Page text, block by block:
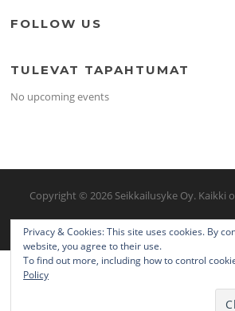
FOLLOW US
TULEVAT TAPAHTUMAT
No upcoming events
Copyright © 2026 Seikkailusyke Oy. Kaikki
Screenr parallax theme /
Privacy & Cookies: This site uses cookies. By
website, you agree to their use.
To find out more, including how to control
Policy